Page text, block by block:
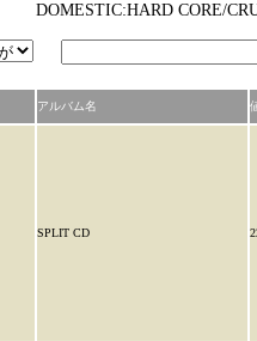
DOMESTIC:HARD CORE/
アルバム名
SPLIT CD